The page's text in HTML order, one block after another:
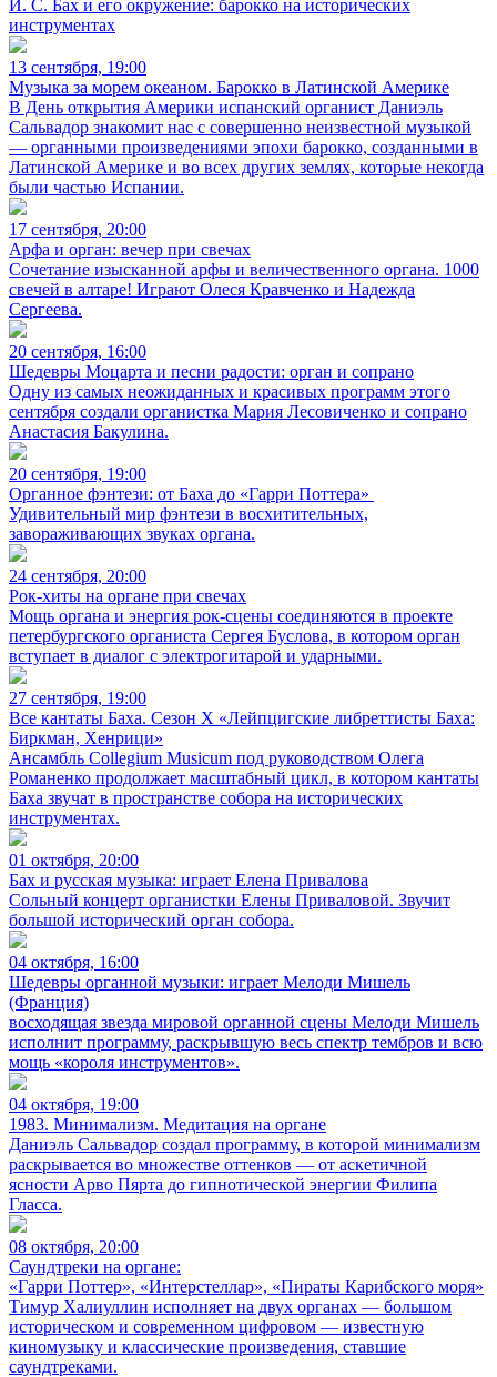
И. С. Бах и его окружение: барокко на исторических
инструментах
13 сентября, 19:00
Музыка за морем океаном. Барокко в Латинской Америке
В День открытия Америки испанский органист Даниэль
Сальвадор знакомит нас с совершенно неизвестной музыкой
— органными произведениями эпохи барокко, созданными в
Латинской Америке и во всех других землях, которые некогда
были частью Испании.
17 сентября, 20:00
Арфа и орган: вечер при свечах
Сочетание изысканной арфы и величественного органа. 1000
свечей в алтаре! Играют Олеся Кравченко и Надежда
Сергеева.
20 сентября, 16:00
Шедевры Моцарта и песни радости: орган и сопрано
Одну из самых неожиданных и красивых программ этого
сентября создали органистка Мария Лесовиченко и сопрано
Анастасия Бакулина.
20 сентября, 19:00
Органное фэнтези: от Баха до «Гарри Поттера»
Удивительный мир фэнтези в восхитительных,
завораживающих звуках органа.
24 сентября, 20:00
Рок-хиты на органе при свечах
Мощь органа и энергия рок-сцены соединяются в проекте
петербургского органиста Сергея Буслова, в котором орган
вступает в диалог с электрогитарой и ударными.
27 сентября, 19:00
Все кантаты Баха. Сезон X «Лейпцигские либреттисты Баха:
Биркман, Хенрици»
Ансамбль Collegium Musicum под руководством Олега
Романенко продолжает масштабный цикл, в котором кантаты
Баха звучат в пространстве собора на исторических
инструментах.
01 октября, 20:00
Бах и русская музыка: играет Елена Привалова
Сольный концерт органистки Елены Приваловой. Звучит
большой исторический орган собора.
04 октября, 16:00
Шедевры органной музыки: играет Мелоди Мишель
(Франция)
восходящая звезда мировой органной сцены Мелоди Мишель
исполнит программу, раскрывшую весь спектр тембров и всю
мощь «короля инструментов».
04 октября, 19:00
1983. Минимализм. Медитация на органе
Даниэль Сальвадор создал программу, в которой минимализм
раскрывается во множестве оттенков — от аскетичной
ясности Арво Пярта до гипнотической энергии Филипа
Гласса.
08 октября, 20:00
Саундтреки на органе:
«Гарри Поттер», «Интерстеллар», «Пираты Карибского моря»
Тимур Халиуллин исполняет на двух органах — большом
историческом и современном цифровом — известную
киномузыку и классические произведения, ставшие
саундтреками.